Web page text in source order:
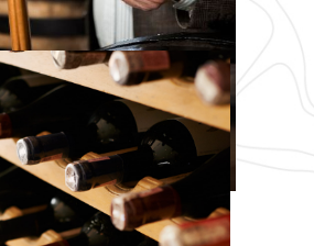
provenienti dai
proprieta della
I menu propongono
con primi,
e gruppi di
al tema. La Rasenna
Vinicola e disponibile
su richiesta